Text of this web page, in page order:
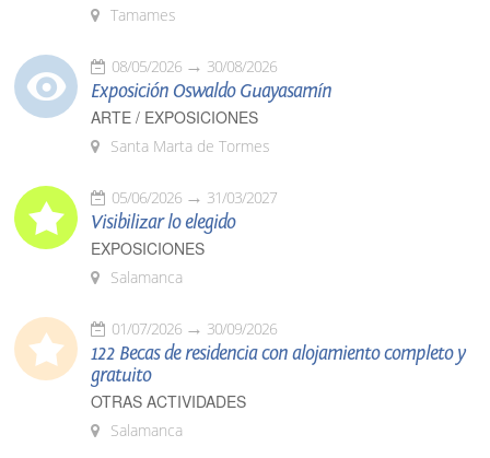
Tamames
08/05/2026 30/08/2026
Exposición Oswaldo Guayasamín
ARTE / EXPOSICIONES
Santa Marta de Tormes
05/06/2026 31/03/2027
Visibilizar lo elegido
EXPOSICIONES
Salamanca
01/07/2026 30/09/2026
122 Becas de residencia con alojamiento completo y
gratuito
OTRAS ACTIVIDADES
Salamanca